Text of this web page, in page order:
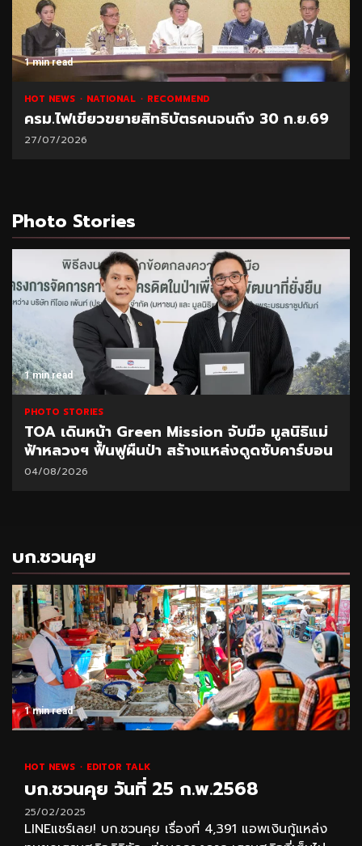
1 min read
HOT NEWS NATIONAL RECOMMEND
ครม.ไฟเขียวขยายสิทธิบัตรคนจนถึง 30 ก.ย.69
27/07/2026
Photo Stories
1 min read
PHOTO STORIES
TOA เดินหน้า Green Mission จับมือ มูลนิธิแม่
ฟ้าหลวงฯ ฟื้นฟูผืนป่า สร้างแหล่งดูดซับคาร์บอน
04/08/2026
บก.ชวนคุย
1 min read
HOT NEWS EDITOR TALK
บก.ชวนคุย วันที่ 25 ก.พ.2568
25/02/2025
LINEแชร์เลย! บก.ชวนคุย เรื่องที่ 4,391 แอพเงินกู้แหล่ง